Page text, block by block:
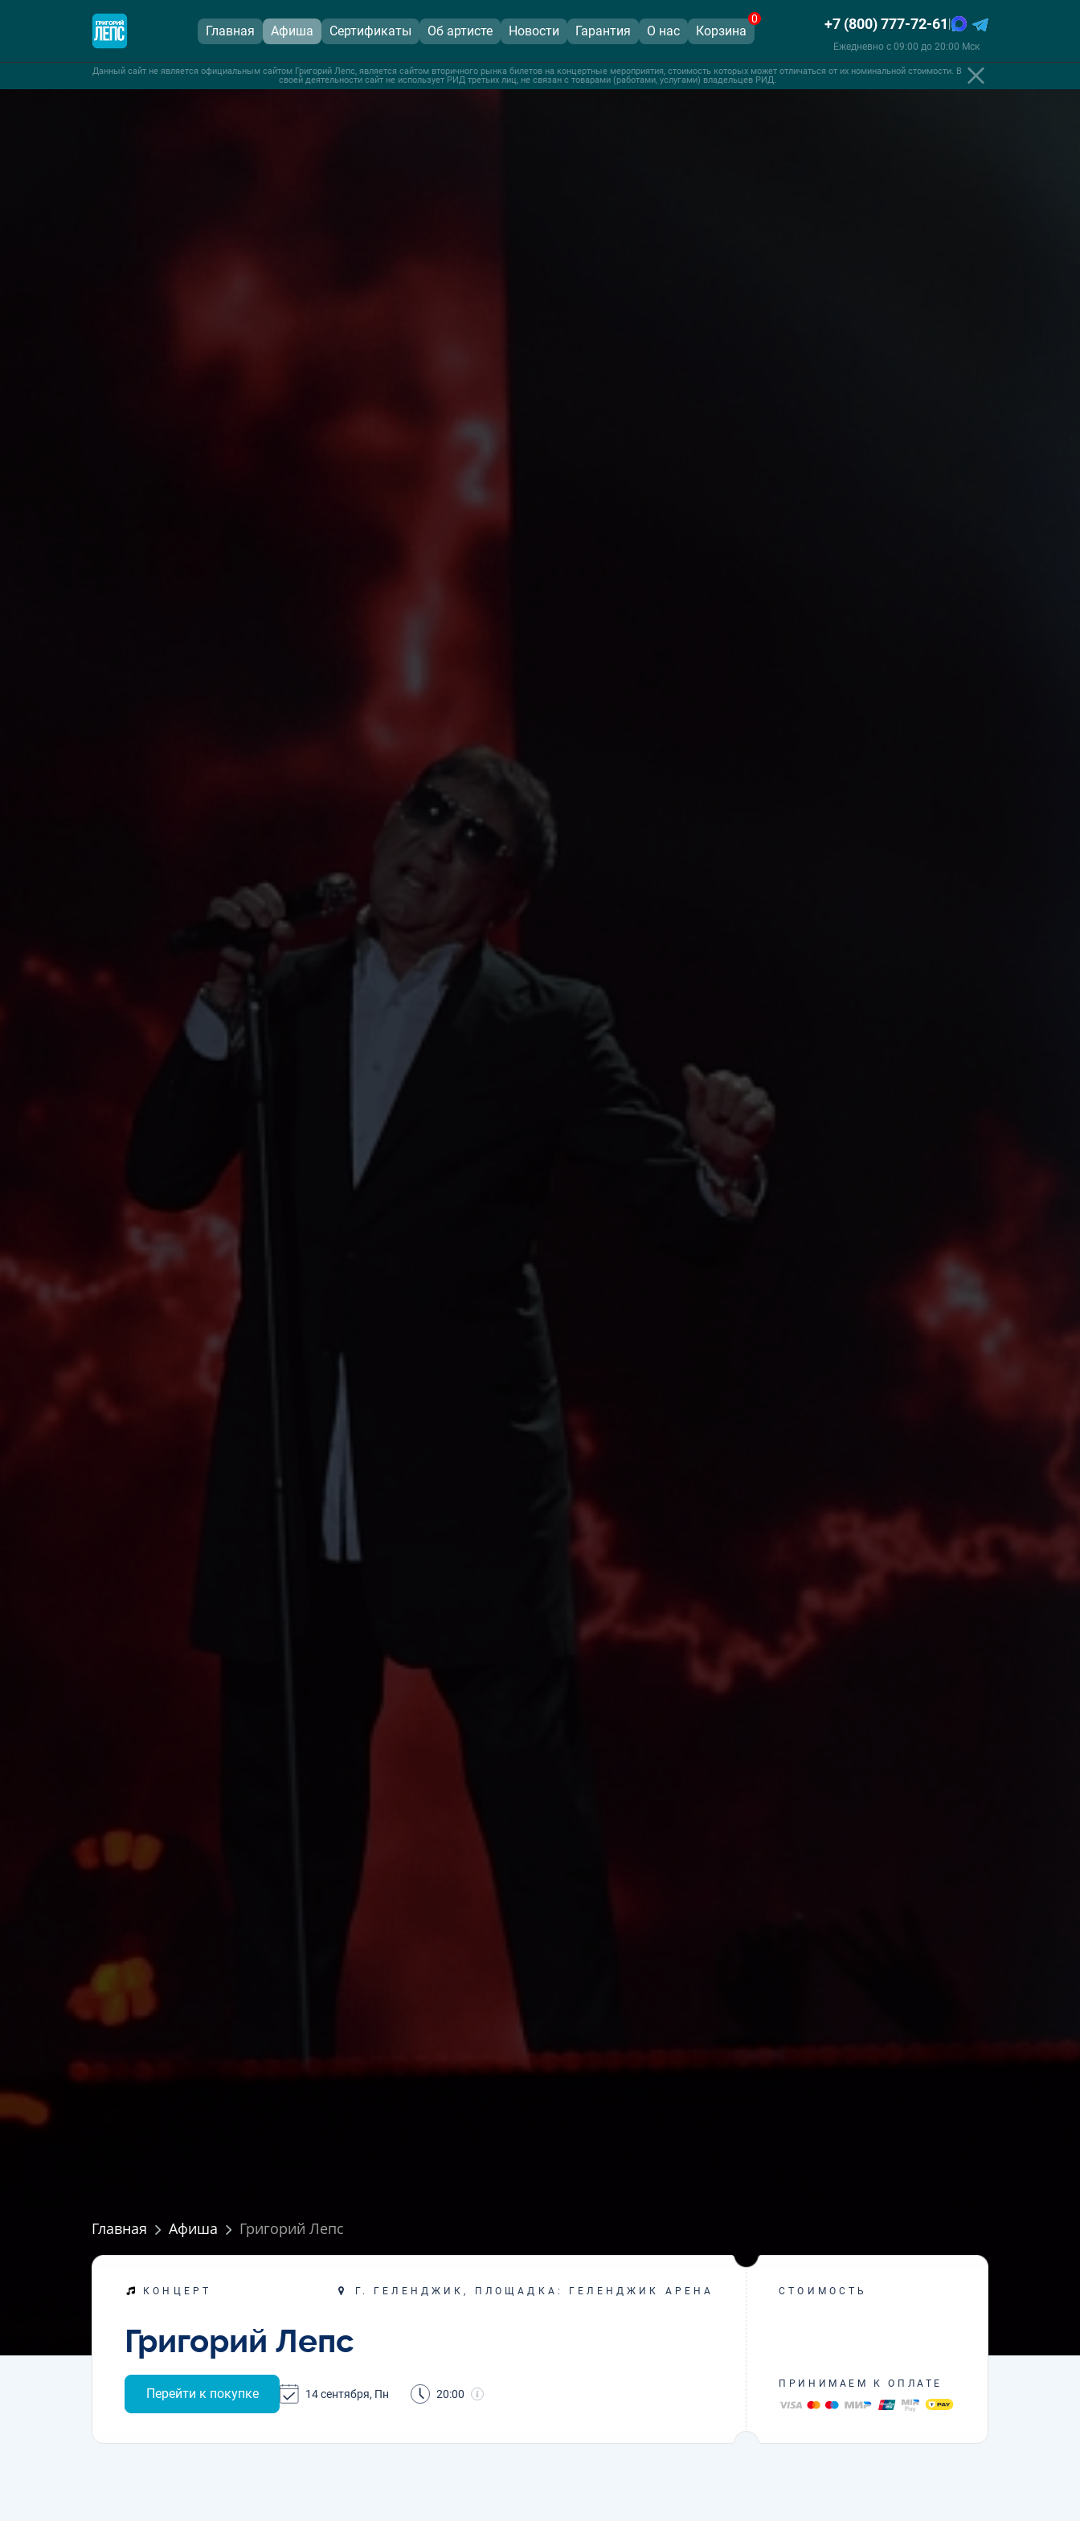
Главная Афиша Сертификаты Об артисте Новости Гарантия О нас Корзина
0 +7 (800) 777-72-61 |
Ежедневно с 09:00 до 20:00 Мск
Данный сайт не является официальным сайтом Григорий Лепс, является сайтом вторичного рынка билетов на концертные мероприятия, стоимость которых может отличаться от их номинальной стоимости. В
своей деятельности сайт не использует РИД третьих лиц, не связан с товарами (работами, услугами) владельцев РИД.
Главная Афиша Григорий Лепс
КОНЦЕРТ Г. ГЕЛЕНДЖИК, ПЛОЩАДКА: ГЕЛЕНДЖИК АРЕНА
Григорий Лепс
Перейти к покупке 14 сентября, Пн 20:00
СТОИМОСТЬ
ПРИНИМАЕМ К ОПЛАТЕ